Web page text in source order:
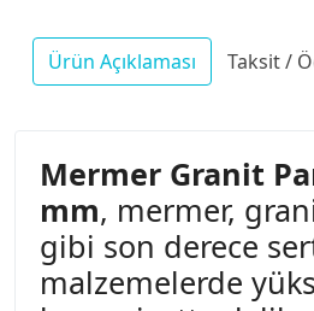
Ürün Açıklaması Taksit /
Mermer Granit
mm, mermer,
gibi son derece
malzemelerde